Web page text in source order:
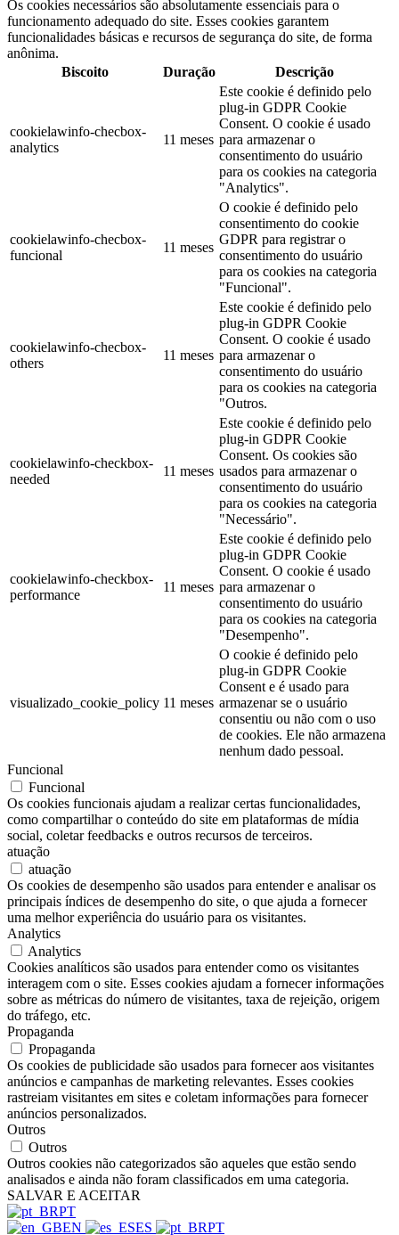
Os cookies necessários são absolutamente essenciais para o
funcionamento adequado do site. Esses cookies garantem
funcionalidades básicas e recursos de segurança do site, de forma
anônima.
Biscoito
Duração Descrição
cookielawinfo-checbox-
analytics
11 meses
Este cookie é definido pelo
plug-in GDPR Cookie
Consent. O cookie é usado
para armazenar o
consentimento do usuário
para os cookies na categoria
"Analytics".
cookielawinfo-checbox-
funcional
11 meses
O cookie é definido pelo
consentimento do cookie
GDPR para registrar o
consentimento do usuário
para os cookies na categoria
"Funcional".
cookielawinfo-checbox-
others
11 meses
Este cookie é definido pelo
plug-in GDPR Cookie
Consent. O cookie é usado
para armazenar o
consentimento do usuário
para os cookies na categoria
"Outros.
cookielawinfo-checkbox-
needed
11 meses
Este cookie é definido pelo
plug-in GDPR Cookie
Consent. Os cookies são
usados para armazenar o
consentimento do usuário
para os cookies na categoria
"Necessário".
cookielawinfo-checkbox-
performance
11 meses
Este cookie é definido pelo
plug-in GDPR Cookie
Consent. O cookie é usado
para armazenar o
consentimento do usuário
para os cookies na categoria
"Desempenho".
visualizado_cookie_policy 11 meses
O cookie é definido pelo
plug-in GDPR Cookie
Consent e é usado para
armazenar se o usuário
consentiu ou não com o uso
de cookies. Ele não armazena
nenhum dado pessoal.
Funcional
Funcional
Os cookies funcionais ajudam a realizar certas funcionalidades,
como compartilhar o conteúdo do site em plataformas de mídia
social, coletar feedbacks e outros recursos de terceiros.
atuação
atuação
Os cookies de desempenho são usados para entender e analisar os
principais índices de desempenho do site, o que ajuda a fornecer
uma melhor experiência do usuário para os visitantes.
Analytics
Analytics
Cookies analíticos são usados para entender como os visitantes
interagem com o site. Esses cookies ajudam a fornecer informações
sobre as métricas do número de visitantes, taxa de rejeição, origem
do tráfego, etc.
Propaganda
Propaganda
Os cookies de publicidade são usados para fornecer aos visitantes
anúncios e campanhas de marketing relevantes. Esses cookies
rastreiam visitantes em sites e coletam informações para fornecer
anúncios personalizados.
Outros
Outros
Outros cookies não categorizados são aqueles que estão sendo
analisados e ainda não foram classificados em uma categoria.
SALVAR E ACEITAR
PT
EN
ES PT